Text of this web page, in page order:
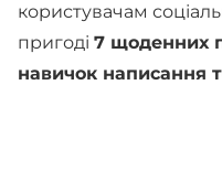
користувачам
пригоді 7 щоденних
навичок написання